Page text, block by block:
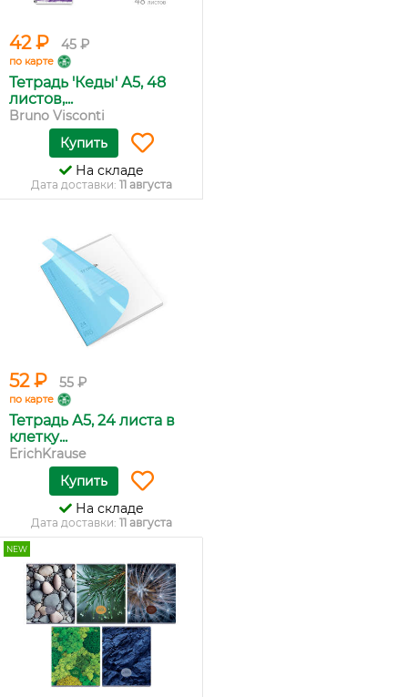
42 ₽ 45 ₽
по карте
Тетрадь 'Кеды' А5, 48
листов,...
Bruno Visconti
Купить
На складе
Дата доставки: 11 августа
52 ₽ 55 ₽
по карте
Тетрадь А5, 24 листа в
клетку...
ErichKrause
Купить
На складе
Дата доставки: 11 августа
NEW